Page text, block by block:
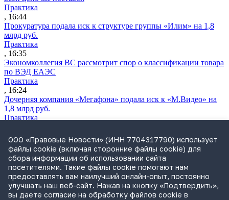
Практика
, 16:44
Прокуратура подала иск к структуре группы «Илим» на 1,8
млрд руб.
Практика
, 16:35
Экономколлегия ВС рассмотрит спор о классификации товара
по ВЭД ЕАЭС
Практика
, 16:24
Дочерняя компания «Мегафона» подала иск к «М.Видео» на
1,8 млрд руб.
Практика
СИП проверит отмену патента на систему управления
устройствами после возражений «Яндекса»
Практика
, 15:17
Суды 10 стран рассматривают иски российской «дочки»
Google о возврате дивидендов
Международная практика
ООО «Правовые Новости» (ИНН 7704317790) использует
файлы cookie (включая сторонние файлы cookie) для
сбора информации об использовании сайта
посетителями. Такие файлы cookie помогают нам
предоставлять вам наилучший онлайн-опыт, постоянно
улучшать наш веб-сайт. Нажав на кнопку «Подтвердить»,
вы даете согласие на обработку файлов cookie в